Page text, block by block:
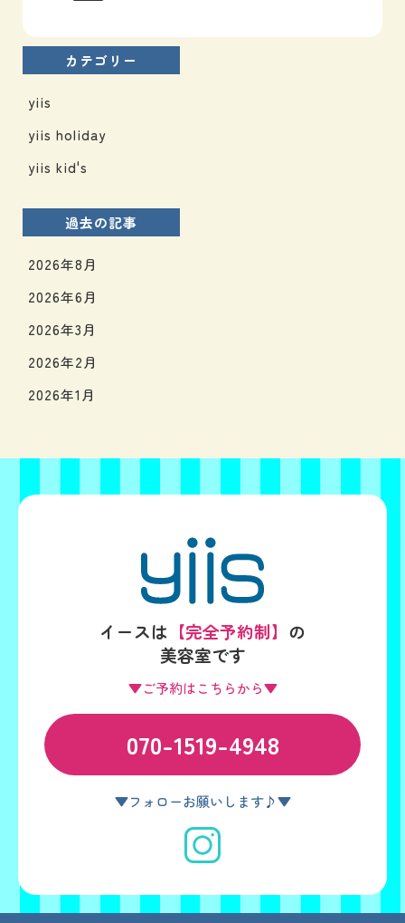
カテゴリー
yiis
yiis holiday
yiis kid's
過去の記事
2026年8月
2026年6月
2026年3月
2026年2月
2026年1月
イースは 【完全予約制】 の
美容室です
▼ご予約はこちらから▼
070-1519-4948
▼フォローお願いします♪▼